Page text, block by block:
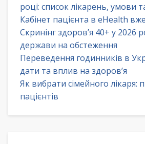
році: список лікарень, умови
Кабінет пацієнта в eHealth
Скринінг здоров’я 40+ у 2026
держави на обстеження
Переведення годинників в
дати та вплив на здоров’я
Як вибрати сімейного лікаря:
пацієнтів